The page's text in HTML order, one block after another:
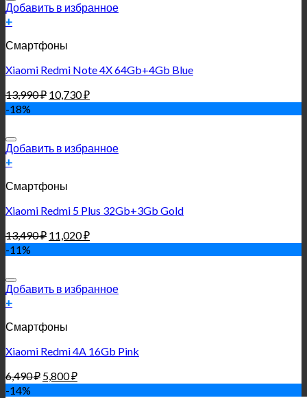
Добавить в избранное
+
Смартфоны
Xiaomi Redmi Note 4X 64Gb+4Gb Blue
13,990₽ 10,730₽
-18%
Добавить в избранное
+
Смартфоны
Xiaomi Redmi 5 Plus 32Gb+3Gb Gold
13,490₽ 11,020₽
-11%
Добавить в избранное
+
Смартфоны
Xiaomi Redmi 4A 16Gb Pink
6,490₽ 5,800₽
-14%